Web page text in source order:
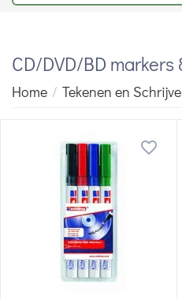
CD/DVD/BD markers
Home / Tekenen en